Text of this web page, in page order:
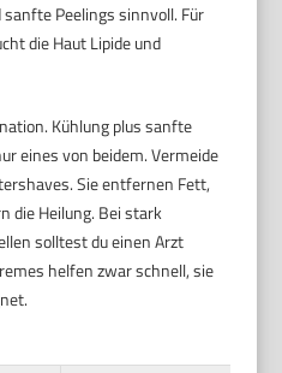
Peelings sinnvoll. Für
die Haut Lipide und
Kühlung plus sanfte
eines von beidem. Vermeide
Sie entfernen Fett,
die Heilung. Bei stark
solltest du einen Arzt
helfen zwar schnell, sie